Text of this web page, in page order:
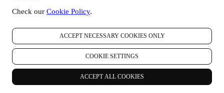
Check our Cookie Policy.
ACCEPT NECESSARY COOKIES ONLY
COOKIE SETTINGS
ACCEPT ALL COOKIES
et d’autres coordonnées (adresse, numéro de téléphone), dans
qu’utilisateur invité ou l’abonnement à nos communications
marketing sur le site Web ou en magasin.
les données concernant votre achat, comme par exemple la
date et l’heure de l’achat, informations relatives la livraison,
au produit et au paiement, dans le but de gérer vos
les données concernant votre historique de navigation en ligne